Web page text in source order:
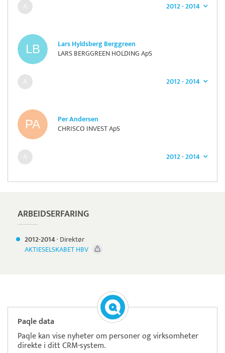
2012 - 2014
Lars Hyldsberg Berggreen
LARS BERGGREEN HOLDING ApS
2012 - 2014
Per Andersen
CHRISCO INVEST ApS
2012 - 2014
ARBEIDSERFARING
2012-2014· Direktør
AKTIESELSKABET HBV
Paqle data
Paqle kan vise nyheter om personer og virksomheter
direkte i ditt CRM-system.